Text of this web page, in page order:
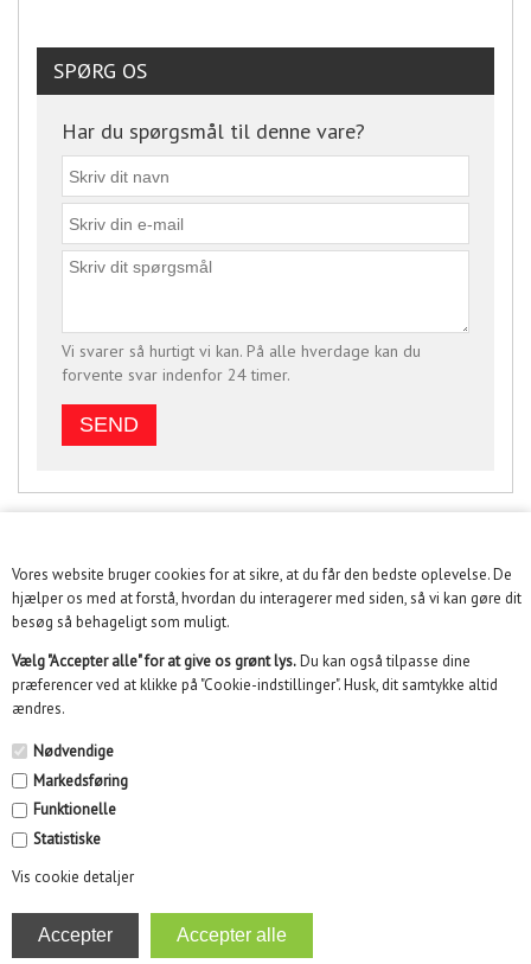
Vores website bruger cookies for at sikre, at du får den bedste oplevelse. De
hjælper os med at forstå, hvordan du interagerer med siden, så vi kan gøre dit
besøg så behageligt som muligt.
Vælg "Accepter alle" for at give os grønt lys.Du kan også tilpasse dine
præferencer ved at klikke på "Cookie-indstillinger". Husk, dit samtykke altid
ændres.
Nødvendige
Markedsføring
Funktionelle
Statistiske
Vis cookie detaljer
SPØRG OS
Har du spørgsmål til denne vare?
Vi svarer så hurtigt vi kan. På alle hverdage kan du
forvente svar indenfor 24 timer.
KUNDESERVICE
INFORMATION
KUNDECENTER
SOME
NYHEDSBREV
info@kidikid.dk | CVR 35532870